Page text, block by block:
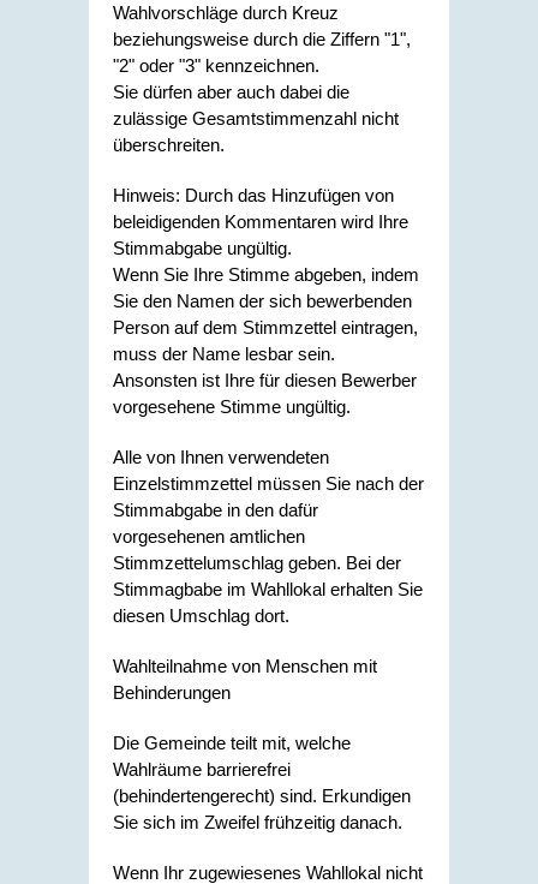
Wahlvorschläge durch Kreuz
beziehungsweise durch die Ziffern "1",
"2" oder "3" kennzeichnen.
Sie dürfen aber auch dabei die
zulässige Gesamtstimmenzahl nicht
überschreiten.
Hinweis: Durch das Hinzufügen von
beleidigenden Kommentaren wird Ihre
Stimmabgabe ungültig.
Wenn Sie Ihre Stimme abgeben, indem
Sie den Namen der sich bewerbenden
Person auf dem Stimmzettel eintragen,
muss der Name lesbar sein.
Ansonsten ist Ihre für diesen Bewerber
vorgesehene Stimme ungültig.
Alle von Ihnen verwendeten
Einzelstimmzettel müssen Sie nach der
Stimmabgabe in den dafür
vorgesehenen amtlichen
Stimmzettelumschlag geben. Bei der
Stimmagbabe im Wahllokal erhalten Sie
diesen Umschlag dort.
Wahlteilnahme von Menschen mit
Behinderungen
Die Gemeinde teilt mit, welche
Wahlräume barrierefrei
(behindertengerecht) sind. Erkundigen
Sie sich im Zweifel frühzeitig danach.
Wenn Ihr zugewiesenes Wahllokal nicht